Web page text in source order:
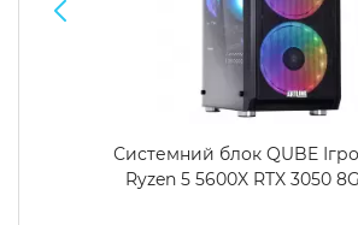
Системний блок QUBE
Ryzen 5 5600X RTX 3050